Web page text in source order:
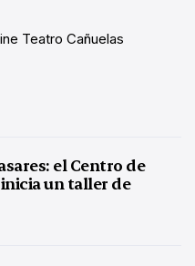
Teatro Cañuelas
el Centro de
un taller de